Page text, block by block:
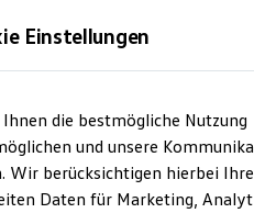
Lichtinger
Einstellungen
die bestmögliche Nutzung
und unsere
Wir berücksichtigen hierbei Ihre
Daten für Marketing,